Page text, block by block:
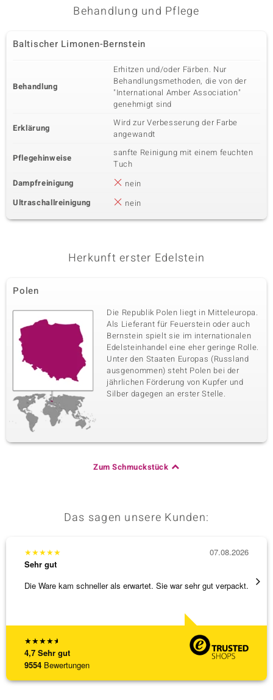
Behandlung und Pflege
Baltischer Limonen-Bernstein
Behandlung
Erhitzen und/oder Färben. Nur
Behandlungsmethoden, die von der
"International Amber Association"
genehmigt sind
Erklärung
Wird zur Verbesserung der Farbe
angewandt
Pflegehinweise
sanfte Reinigung mit einem feuchten
Tuch
Dampfreinigung
nein
Ultraschallreinigung
nein
Herkunft erster Edelstein
Polen
Die Republik Polen liegt in Mitteleuropa.
Als Lieferant für Feuerstein oder auch
Bernstein spielt sie im internationalen
Edelsteinhandel eine eher geringe Rolle.
Unter den Staaten Europas (Russland
ausgenommen) steht Polen bei der
jährlichen Förderung von Kupfer und
Silber dagegen an erster Stelle.
Zum Schmuckstück
Das sagen unsere Kunden:
★★★★★
4,7 Sehr gut
9554 Bewertungen
★★★★★
Sehr gut
Die Ware kam schneller als erwartet. Sie war sehr gut verpackt.
07.08.2026
Alles